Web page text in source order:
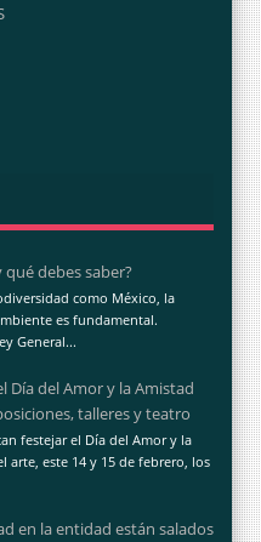
qué debes saber?
como México, la
es fundamental.
General...
Día del Amor y la Amistad
talleres y teatro
festejar el Día del Amor y la
arte, este 14 y 15 de febrero, los
en la entidad están salados